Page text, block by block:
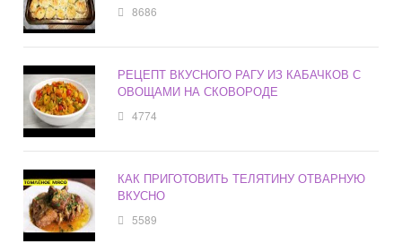
8686
РЕЦЕПТ ВКУСНОГО РАГУ ИЗ КАБАЧКОВ С
ОВОЩАМИ НА СКОВОРОДЕ
4774
КАК ПРИГОТОВИТЬ ТЕЛЯТИНУ ОТВАРНУЮ
ВКУСНО
5589